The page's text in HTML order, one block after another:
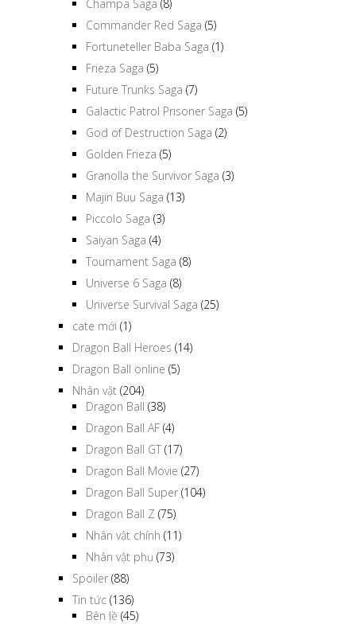
Champa Saga (8)
Commander Red Saga (5)
Fortuneteller Baba Saga (1)
Frieza Saga (5)
Future Trunks Saga (7)
Galactic Patrol Prisoner Saga (5)
God of Destruction Saga (2)
Golden Frieza (5)
Granolla the Survivor Saga (3)
Majin Buu Saga (13)
Piccolo Saga (3)
Saiyan Saga (4)
Tournament Saga (8)
Universe 6 Saga (8)
Universe Survival Saga (25)
cate mới (1)
Dragon Ball Heroes (14)
Dragon Ball online (5)
Nhân vật (204)
Dragon Ball (38)
Dragon Ball AF (4)
Dragon Ball GT (17)
Dragon Ball Movie (27)
Dragon Ball Super (104)
Dragon Ball Z (75)
Nhân vật chính (11)
Nhân vật phụ (73)
Spoiler (88)
Tin tức (136)
Bên lề (45)